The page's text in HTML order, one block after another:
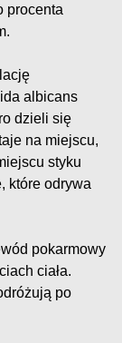
procenta
albicans
dzieli się
na miejscu,
styku
które odrywa
pokarmowy
ciała.
po